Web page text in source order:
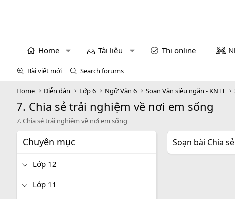
Home Tài liệu Thi online
Bài viết mới Search forums
Home Diễn đàn Lớp 6 Ngữ Văn 6 Soạn Văn siêu ngắn - KNTT
7. Chia sẻ trải nghiệm về nơi em sống
7. Chia sẻ trải nghiệm về nơi em sống
Chuyên mục
Lớp 12
Lớp 11
Soạn bài Chia